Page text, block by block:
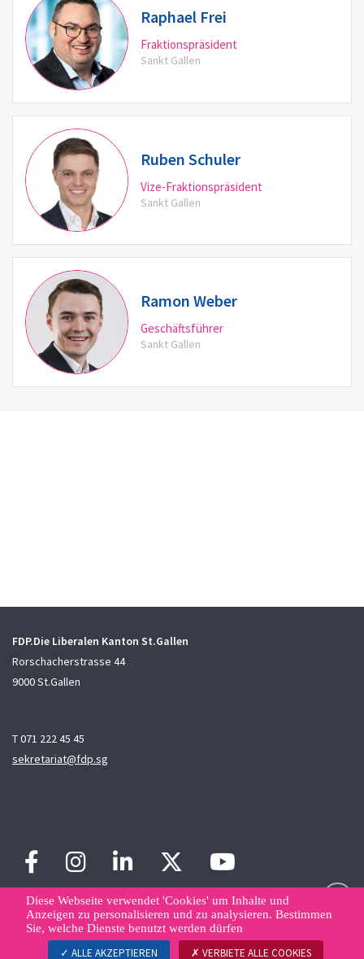
Raphael Frei
Fraktionspräsident
Sankt Gallen
Ruben Schuler
Vize-Fraktionspräsident
Sankt Gallen
Ramon Weber
Geschäftsführer
Sankt Gallen
FDP.Die Liberalen Kanton St.Gallen
Rorschacherstrasse 44
9000 St.Gallen
T 071 222 45 45
sekretariat@fdp.sg
Sitemap Kontakt Datenschutzerklärung Datenverwaltung
Diese Webseite verwendet 'Cookies' um Inhalte und
Anzeigen zu personalisieren und zu analysieren. Bestimmen
Sie, welche Dienste benutzt werden dürfen
ALLE AKZEPTIEREN VERBIETE ALLE COOKIES